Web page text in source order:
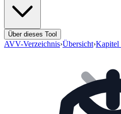
Über dieses Tool
AVV-Verzeichnis›Übersicht›Kapitel